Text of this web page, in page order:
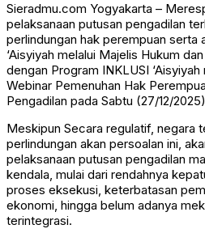
Sieradmu.com Yogyakarta –
pelaksanaan putusan pengadilan
perlindungan hak perempuan serta
‘Aisyiyah melalui Majelis Hukum
dengan Program INKLUSI
Webinar Pemenuhan Hak
Pengadilan pada Sabtu (27/12/
Meskipun Secara regulatif, negara
perlindungan akan persoalan ini,
pelaksanaan putusan pengadilan
kendala, mulai dari rendahnya
proses eksekusi, keterbatasan
ekonomi, hingga belum adanya
terintegrasi.